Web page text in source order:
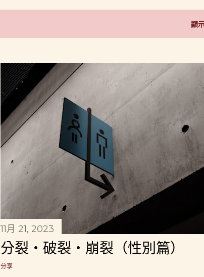
顯
11月 21, 2023
分裂・破裂・崩裂（性別篇）
分享